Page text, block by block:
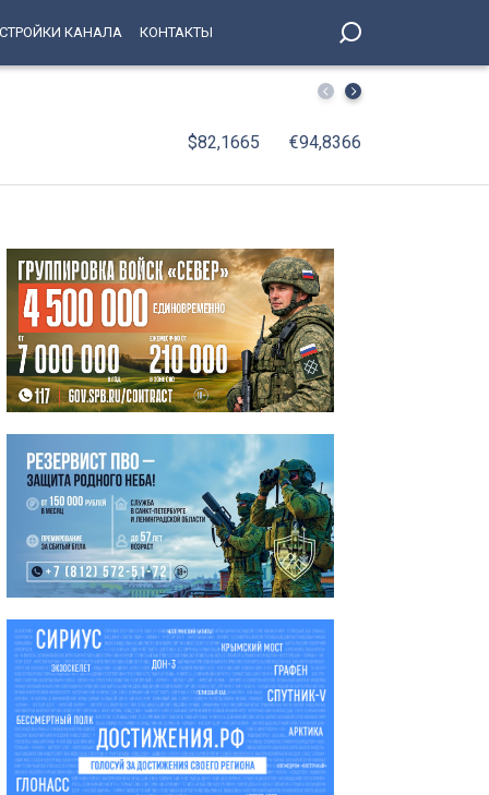
КАНАЛА КОНТАКТЫ
Новые фонари подключили на территории у
$82,1665 €94,8366